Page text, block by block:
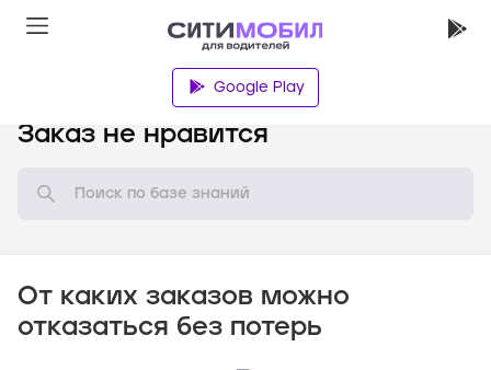
Google Play
Заказ не нравится
От каких заказов можно
отказаться без потерь